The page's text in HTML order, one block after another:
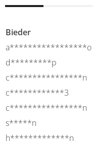
Bieder
a*****************o
d*********p
c****************n
c************3
c****************n
s*****n
h*************n